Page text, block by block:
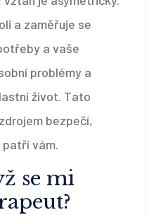
a zaměřuje se
a vaše
problémy a
život. Tato
bezpečí,
vám.
se mi